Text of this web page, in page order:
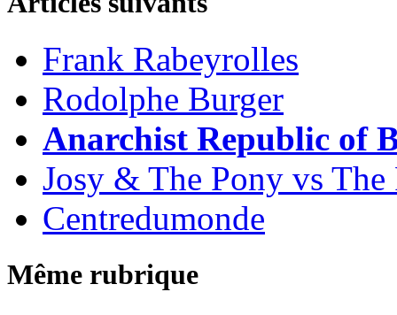
Frank Rabeyrolles
Rodolphe Burger
Anarchist Republic of
Josy & The Pony vs The
Centredumonde
Même rubrique